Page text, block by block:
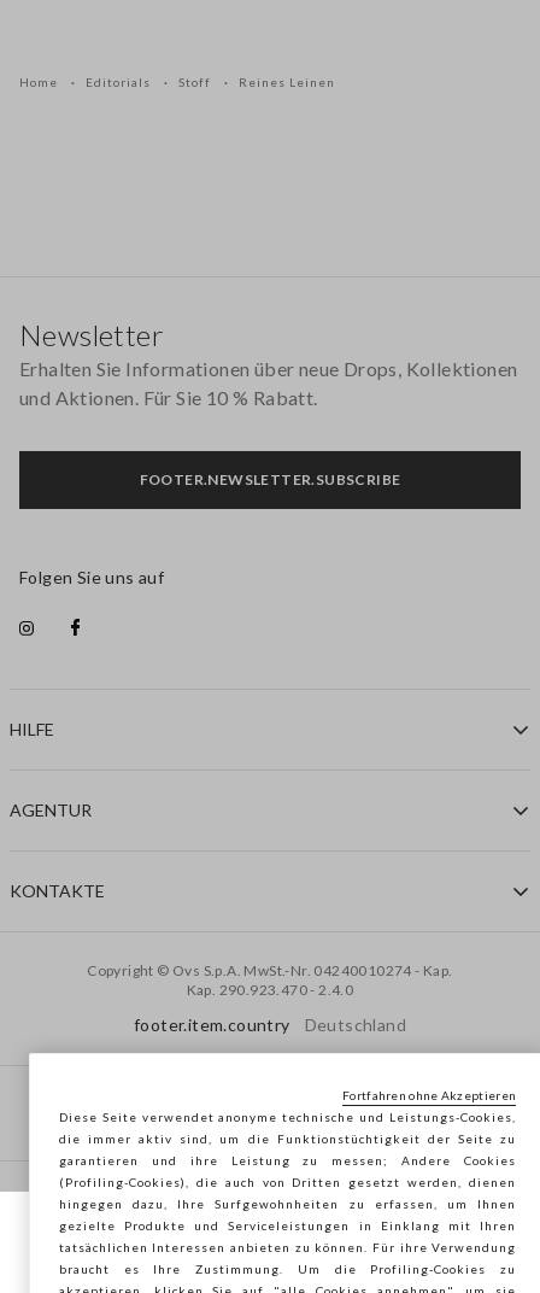
Home Editorials Stoff Reines Leinen
HILFE
AGENTUR
KONTAKTE
Newsletter
Erhalten Sie Informationen über neue Drops, Kollektionen
und Aktionen. Für Sie 10 % Rabatt.
FOOTER.NEWSLETTER.SUBSCRIBE
Folgen Sie uns auf
Copyright © Ovs S.p.A. MwSt.-Nr. 04240010274 - Kap.
Kap. 290.923.470 -2.4.0
Sie surfen auf der Seite von STEFANEL
Deutschland, möchten Sie Ihren Standort
footer.item.country Deutschland
Privacy Policy Cookie Policy - Cookies verwalten
Diese Seite verwendet anonyme technische und Leistungs-Cookies,
die immer aktiv sind, um die Funktionstüchtigkeit der Seite zu
garantieren und ihre Leistung zu messen; Andere Cookies
(Profiling-Cookies), die auch von Dritten gesetzt werden, dienen
hingegen dazu, Ihre Surfgewohnheiten zu erfassen, um Ihnen
gezielte Produkte und Serviceleistungen in Einklang mit Ihren
tatsächlichen Interessen anbieten zu können. Für ihre Verwendung
braucht es Ihre Zustimmung. Um die Profiling-Cookies zu
Fortfahren ohne Akzeptieren